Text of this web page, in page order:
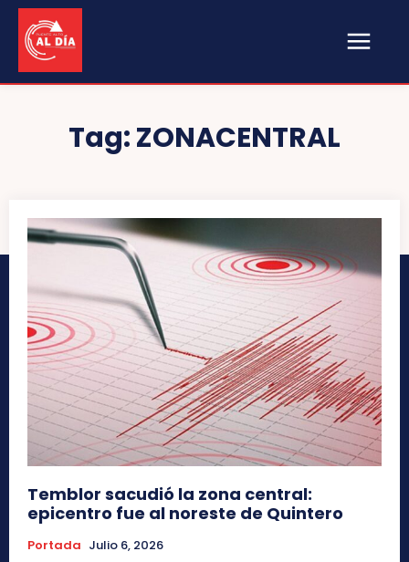
Tag:ZONACENTRAL
Temblor sacudió la zona central:
epicentro fue al noreste de Quintero
Portada Julio 6, 2026